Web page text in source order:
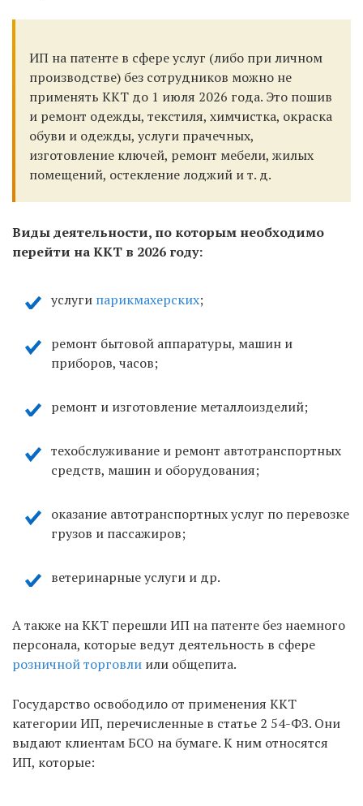
ИП на патенте в сфере услуг (либо при личном
производстве) без сотрудников можно не
применять ККТ до 1 июля 2026 года. Это пошив
и ремонт одежды, текстиля, химчистка, окраска
обуви и одежды, услуги прачечных,
изготовление ключей, ремонт мебели, жилых
помещений, остекление лоджий и т. д.
Виды деятельности, по которым необходимо
перейти на ККТ в 2026 году:
услуги парикмахерских;
ремонт бытовой аппаратуры, машин и
приборов, часов;
ремонт и изготовление металлоизделий;
техобслуживание и ремонт автотранспортных
средств, машин и оборудования;
оказание автотранспортных услуг по перевозке
грузов и пассажиров;
ветеринарные услуги и др.
А также на ККТ перешли ИП на патенте без наемного
персонала, которые ведут деятельность в сфере
розничной торговли или общепита.
Государство освободило от применения ККТ
категории ИП, перечисленные в статье 2 54-ФЗ. Они
выдают клиентам БСО на бумаге. К ним относятся
ИП, которые: